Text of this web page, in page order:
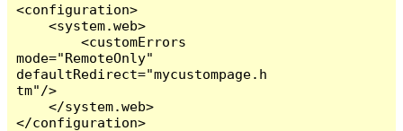
<configuration>
    <system.web>
        <customErrors
mode="RemoteOnly"
defaultRedirect="mycustompage.h
tm"/>
    </system.web>
</configuration>